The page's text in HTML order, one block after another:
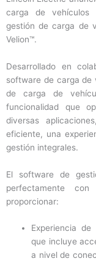
carga de vehículos
gestión de carga de
Velion™.
Desarrollado en
software de carga de
de carga de
funcionalidad que
diversas
eficiente, una
gestión integrales.
El software de
perfectamente
proporcionar:
Experiencia
que incluye
a nivel de